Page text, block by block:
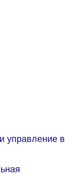
управление в